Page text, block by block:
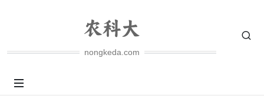
nongkeda.com